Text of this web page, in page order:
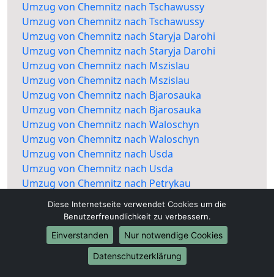
Umzug von Chemnitz nach Tschawussy
Umzug von Chemnitz nach Tschawussy
Umzug von Chemnitz nach Staryja Darohi
Umzug von Chemnitz nach Staryja Darohi
Umzug von Chemnitz nach Mszislau
Umzug von Chemnitz nach Mszislau
Umzug von Chemnitz nach Bjarosauka
Umzug von Chemnitz nach Bjarosauka
Umzug von Chemnitz nach Waloschyn
Umzug von Chemnitz nach Waloschyn
Umzug von Chemnitz nach Usda
Umzug von Chemnitz nach Usda
Umzug von Chemnitz nach Petrykau
Umzug von Chemnitz nach Petrykau
Diese Internetseite verwendet Cookies um die
Benutzerfreundlichkeit zu verbessern.
Einverstanden
Nur notwendige Cookies
Datenschutzerklärung